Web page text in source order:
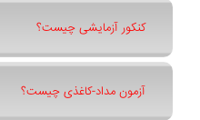
کنکور آزمایشی چیست؟
آزمون مداد-کاغذی چیست؟